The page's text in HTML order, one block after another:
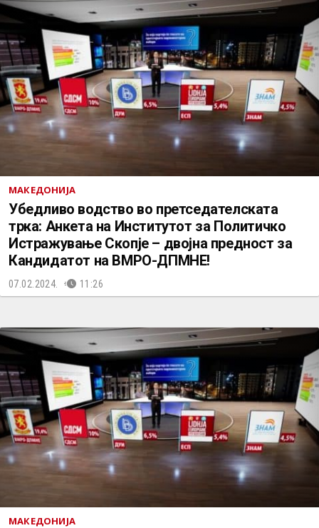
МАКЕДОНИЈА
Убедливо водство во претседателската
трка: Анкета на Институтот за Политичко
Истражување Скопје – двојна предност за
Кандидатот на ВМРО-ДПМНЕ!
07.02.2024. 11:26
МАКЕДОНИЈА